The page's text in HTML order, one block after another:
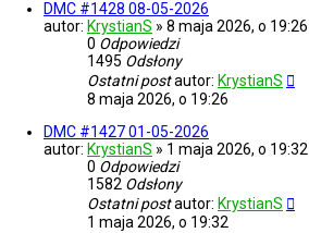
DMC #1428 08-05-2026
autor: KrystianS » 8 maja 2026, o 19:26
0 Odpowiedzi
1495 Odsłony
Ostatni postautor: KrystianS
8 maja 2026, o 19:26
DMC #1427 01-05-2026
autor: KrystianS » 1 maja 2026, o 19:32
0 Odpowiedzi
1582 Odsłony
Ostatni postautor: KrystianS
1 maja 2026, o 19:32